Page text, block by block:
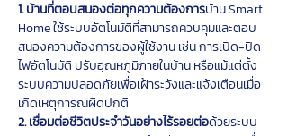
1. บ้านที่ตอบสนองต่อทุกความต้องการบ้าน Smart
Home ใช้ระบบอัตโนมัติที่สามารถควบคุมและตอบ
สนองความต้องการของผู้ใช้งาน เช่น การเปิด-ปิด
ไฟอัตโนมัติ ปรับอุณหภูมิภายในบ้าน หรือแม้แต่ตั้ง
ระบบความปลอดภัยเพื่อเฝ้าระวังและแจ้งเตือนเมื่อ
เกิดเหตุการณ์ผิดปกติ
2. เชื่อมต่อชีวิตประจำวันอย่างไร้รอยต่อด้วยระบบ